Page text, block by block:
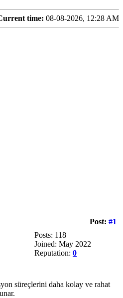
time: 08-08-2026, 12:28 AM
Post: #1
Posts: 118
Joined: May 2022
Reputation: 0
süreçlerini daha kolay ve rahat